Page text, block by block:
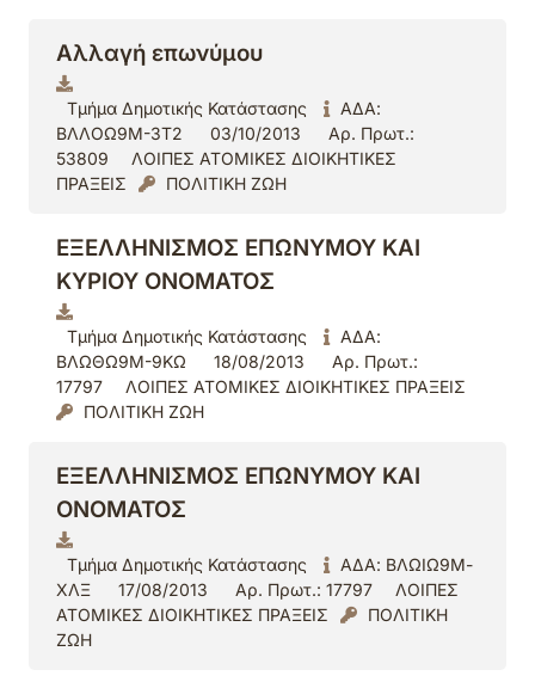
Αλλαγή επωνύμου
Τμήμα Δημοτικής Κατάστασης
ΑΔΑ:
ΒΛΛΟΩ9Μ-3Τ2
03/10/2013
Αρ. Πρωτ.:
53809
ΛΟΙΠΕΣ ΑΤΟΜΙΚΕΣ ΔΙΟΙΚΗΤΙΚΕΣ
ΠΡΑΞΕΙΣ
ΠΟΛΙΤΙΚΗ ΖΩΗ
ΕΞΕΛΛΗΝΙΣΜΟΣ ΕΠΩΝΥΜΟΥ ΚΑΙ
ΚΥΡΙΟΥ ΟΝΟΜΑΤΟΣ
Τμήμα Δημοτικής Κατάστασης
ΑΔΑ:
ΒΛΩΘΩ9Μ-9ΚΩ
18/08/2013
Αρ. Πρωτ.:
17797
ΛΟΙΠΕΣ ΑΤΟΜΙΚΕΣ ΔΙΟΙΚΗΤΙΚΕΣ ΠΡΑΞΕΙΣ
ΠΟΛΙΤΙΚΗ ΖΩΗ
ΕΞΕΛΛΗΝΙΣΜΟΣ ΕΠΩΝΥΜΟΥ ΚΑΙ
ΟΝΟΜΑΤΟΣ
Τμήμα Δημοτικής Κατάστασης
ΑΔΑ: ΒΛΩΙΩ9Μ-
ΧΛΞ
17/08/2013 Αρ. Πρωτ.: 17797
ΛΟΙΠΕΣ
ΑΤΟΜΙΚΕΣ ΔΙΟΙΚΗΤΙΚΕΣ ΠΡΑΞΕΙΣ
ΠΟΛΙΤΙΚΗ
ΖΩΗ